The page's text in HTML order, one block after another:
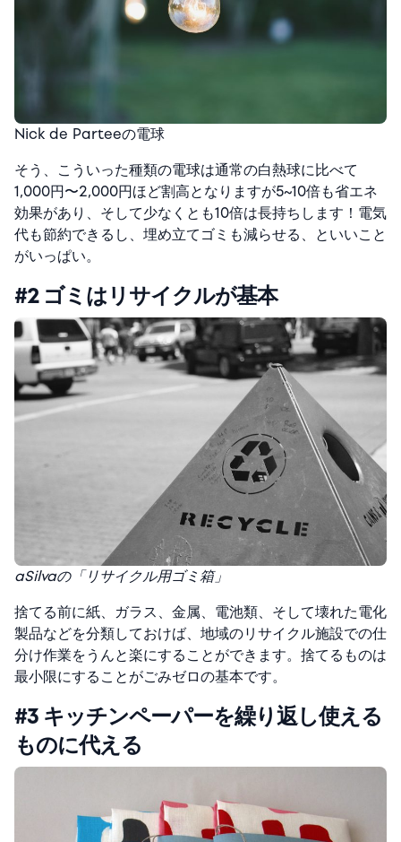
Nick de Parteeの電球
そう、こういった種類の電球は通常の白熱球に比べて
1,000円〜2,000円ほど割高となりますが5~10倍も省エネ
効果があり、そして少なくとも10倍は長持ちします！電気
代も節約できるし、埋め立てゴミも減らせる、といいこと
がいっぱい。
#2 ゴミはリサイクルが基本
aSilvaの「リサイクル用ゴミ箱」
捨てる前に紙、ガラス、金属、電池類、そして壊れた電化
製品などを分類しておけば、地域のリサイクル施設での仕
分け作業をうんと楽にすることができます。捨てるものは
最小限にすることがごみゼロの基本です。
#3 キッチンペーパーを繰り返し使える
ものに代える